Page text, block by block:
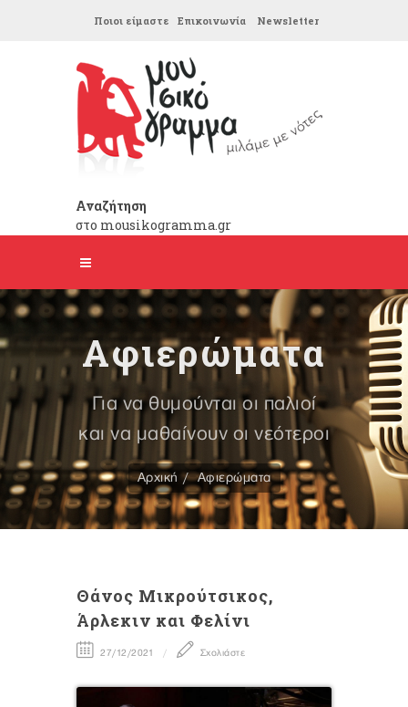
Ποιοι είμαστε Επικοινωνία Newsletter
Αναζήτηση
στο mousikogramma.gr
Αφιερώματα
Για να θυμούνται οι παλιοί
και να μαθαίνουν οι νεότεροι
Αρχική Αφιερώματα
Θάνος Μικρούτσικος,
Άρλεκιν και Φελίνι
27/12/2021 Σχολιάστε